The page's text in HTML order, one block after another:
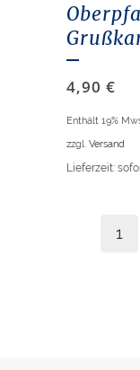
4,90 €
Enthält 19%
zzgl. Versand
Lieferzeit:
1